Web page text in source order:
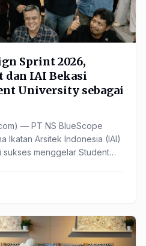
Sprint 2026,
dan IAI Bekasi
University sebagai
— PT NS BlueScope
Ikatan Arsitek Indonesia (IAI)
sukses menggelar Student